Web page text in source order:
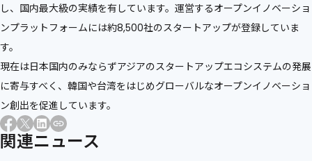
し、国内最大級の実績を有しています。運営するオープンイノベーショ
ンプラットフォームには約8,500社のスタートアップが登録していま
す。
現在は日本国内のみならずアジアのスタートアップエコシステムの発展
に寄与すべく、韓国や台湾をはじめグローバルなオープンイノベーショ
ン創出を促進しています。
関連ニュース